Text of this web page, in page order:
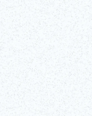
Empfohlen